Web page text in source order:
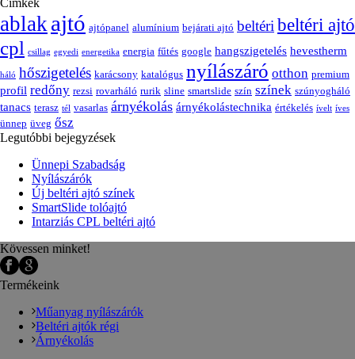
Címkék
ablakajtó ajtópanel alumínium bejárati ajtó beltéri beltéri ajtó
cpl csillag egyedi energetika energia fűtés google hangszigetelés hevestherm
háló hőszigetelés karácsony katalógus nyílászáró otthon premium
profil redőny rezsi rovarháló rurik sline smartslide szín színek szúnyogháló
tanacs terasz tél vasarlas árnyékolás árnyékolástechnika értékelés ívelt íves
ünnep üveg ősz
Legutóbbi bejegyzések
Ünnepi Szabadság
Nyílászárók
Új beltéri ajtó színek
SmartSlide tolóajtó
Intarziás CPL beltéri ajtó
Kövessen minket!
Termékeink
Műanyag nyílászárók
Beltéri ajtók régi
Árnyékolás